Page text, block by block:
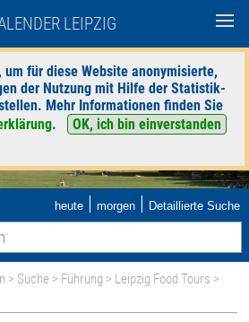
LEIPZIG
um für diese Website anonymisierte,
der Nutzung mit Hilfe der Statistik-
Mehr Informationen finden Sie
.
OK, ich bin einverstanden
heute | morgen | Detaillierte Suche
> Suche > Führung > Leipzig Food Tours >